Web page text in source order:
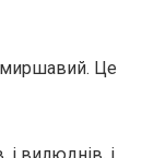
миршавий. Це